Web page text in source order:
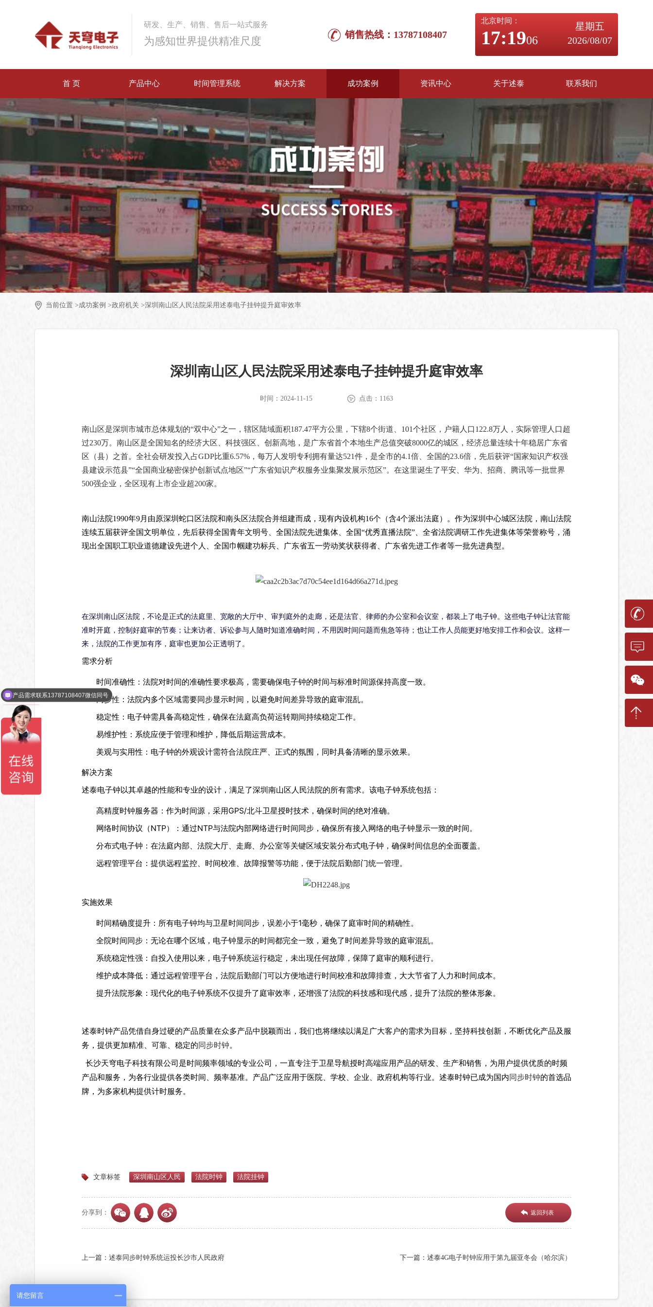
研发、生产、销售、售后一站式服务
为感知世界提供精准尺度
销售热线：13787108407
北京时间：
17:1907
星期五
2026/08/07
首 页 产品中心 时间管理系统 解决方案 成功案例 资讯中心 关于述泰 联系我们
当前位置 >成功案例 >政府机关 >深圳南山区人民法院采用述泰电子挂钟提升庭审效率
深圳南山区人民法院采用述泰电子挂钟提升庭审效率
时间：2024-11-15 点击：1163
南山区是深圳市城市总体规划的“双中心”之一，辖区陆域面积187.47平方公里，下辖8个街道、101个社区，户籍人口122.8万人，实际管理人口超
过230万。南山区是全国知名的经济大区、科技强区、创新高地，是广东省首个本地生产总值突破8000亿的城区，经济总量连续十年稳居广东省
区（县）之首。全社会研发投入占GDP比重6.57%，每万人发明专利拥有量达521件，是全市的4.1倍、全国的23.6倍，先后获评“国家知识产权强
县建设示范县”“全国商业秘密保护创新试点地区”“广东省知识产权服务业集聚发展示范区”。在这里诞生了平安、华为、招商、腾讯等一批世界
500强企业，全区现有上市企业超200家。
南山法院1990年9月由原深圳蛇口区法院和南头区法院合并组建而成，现有内设机构16个（含4个派出法庭）。作为深圳中心城区法院，南山法院
连续五届获评全国文明单位，先后获得全国青年文明号、全国法院先进集体、全国“优秀直播法院”、全省法院调研工作先进集体等荣誉称号，涌
现出全国职工职业道德建设先进个人、全国巾帼建功标兵、广东省五一劳动奖状获得者、广东省先进工作者等一批先进典型。
在深圳南山区法院，不论是正式的法庭里、宽敞的大厅中、审判庭外的走廊，还是法官、律师的办公室和会议室，都装上了电子钟。这些电子钟让法官能
准时开庭，控制好庭审的节奏；让来访者、诉讼参与人随时知道准确时间，不用因时间问题而焦急等待；也让工作人员能更好地安排工作和会议。这样一
来，法院的工作更加有序，庭审也更加公正透明了。
需求分析
时间准确性：法院对时间的准确性要求极高，需要确保电子钟的时间与标准时间源保持高度一致。
同步性：法院内多个区域需要同步显示时间，以避免时间差异导致的庭审混乱。
稳定性：电子钟需具备高稳定性，确保在法庭高负荷运转期间持续稳定工作。
易维护性：系统应便于管理和维护，降低后期运营成本。
美观与实用性：电子钟的外观设计需符合法院庄严、正式的氛围，同时具备清晰的显示效果。
解决方案
述泰电子钟以其卓越的性能和专业的设计，满足了深圳南山区人民法院的所有需求。该电子钟系统包括：
高精度时钟服务器：作为时间源，采用GPS/北斗卫星授时技术，确保时间的绝对准确。
网络时间协议（NTP）：通过NTP与法院内部网络进行时间同步，确保所有接入网络的电子钟显示一致的时间。
分布式电子钟：在法庭内部、法院大厅、走廊、办公室等关键区域安装分布式电子钟，确保时间信息的全面覆盖。
远程管理平台：提供远程监控、时间校准、故障报警等功能，便于法院后勤部门统一管理。
实施效果
时间精确度提升：所有电子钟均与卫星时间同步，误差小于1毫秒，确保了庭审时间的精确性。
全院时间同步：无论在哪个区域，电子钟显示的时间都完全一致，避免了时间差异导致的庭审混乱。
系统稳定性强：自投入使用以来，电子钟系统运行稳定，未出现任何故障，保障了庭审的顺利进行。
维护成本降低：通过远程管理平台，法院后勤部门可以方便地进行时间校准和故障排查，大大节省了人力和时间成本。
提升法院形象：现代化的电子钟系统不仅提升了庭审效率，还增强了法院的科技感和现代感，提升了法院的整体形象。
述泰时钟产品凭借自身过硬的产品质量在众多产品中脱颖而出，我们也将继续以满足广大客户的需求为目标，坚持科技创新，不断优化产品及服
务，提供更加精准、可靠、稳定的同步时钟。
长沙天穹电子科技有限公司是时间频率领域的专业公司，一直专注于卫星导航授时高端应用产品的研发、生产和销售，为用户提供优质的时频
产品和服务，为各行业提供各类时间、频率基准。产品广泛应用于医院、学校、企业、政府机构等行业。述泰时钟已成为国内同步时钟的首选品
牌，为多家机构提供计时服务。
文章标签 深圳南山区人民 法院时钟 法院挂钟
分享到： 返回列表
上一篇：述泰同步时钟系统运投长沙市人民政府 下一篇：述泰4G电子时钟应用于第九届亚冬会（哈尔滨）
请留下您的具体需求和联系方式，我们尽快联系您
产品需求联系13787108407微信同号
请您留言